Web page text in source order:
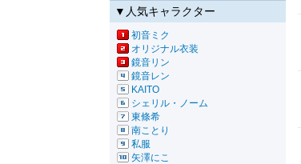
▼人気キャラクター
初音ミク
オリジナル衣装
鏡音リン
鏡音レン
KAITO
シェリル・ノーム
東條希
南ことり
私服
矢澤にこ